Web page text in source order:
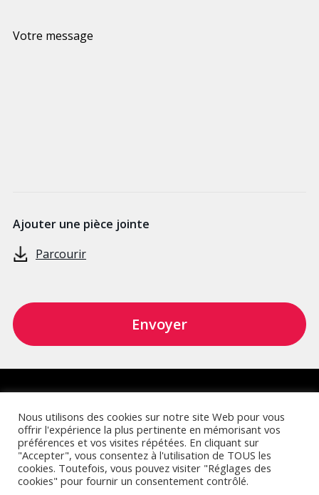
Ajouter une pièce jointe
Alternative:
Nous utilisons des cookies sur notre site Web pour vous
offrir l'expérience la plus pertinente en mémorisant vos
préférences et vos visites répétées. En cliquant sur
"Accepter", vous consentez à l'utilisation de TOUS les
cookies. Toutefois, vous pouvez visiter "Réglages des
cookies" pour fournir un consentement contrôlé.